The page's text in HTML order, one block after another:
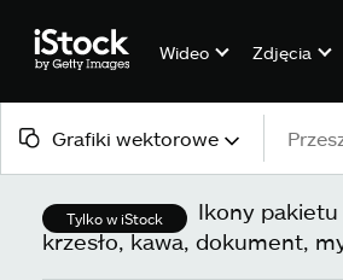
Wideo Zdjęcia
Grafiki wektorowe
Cała zawartość
Obrazy
Tylko w iStock
Ikony
krzesło, kawa, dokument,